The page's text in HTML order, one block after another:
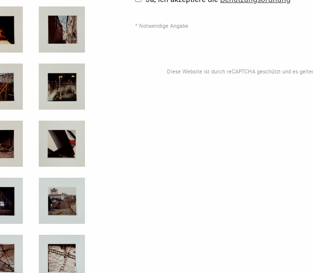
* Notwendige Angabe
Diese Website ist durch reCAPTCHA geschützt und es